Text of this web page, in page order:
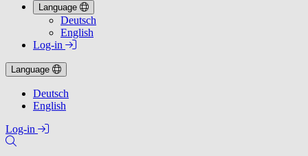
Language
Deutsch
English
Log-in
Language
Deutsch
English
Log-in